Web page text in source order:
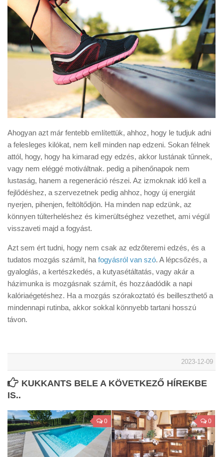
Ahogyan azt már fentebb említettük, ahhoz, hogy le tudjuk adni
a felesleges kilókat, nem kell minden nap edzeni. Sokan félnek
attól, hogy, hogy ha kimarad egy edzés, akkor lustának tűnnek,
vagy nem eléggé motiváltnak. pedig a pihenőnapok nem
lustaság, hanem a regeneráció részei. Az izmoknak idő kell a
fejlődéshez, a szervezetnek pedig ahhoz, hogy új energiát
nyerjen, pihenjen, feltöltődjön. Ha minden nap edzünk, az
könnyen túlterheléshez és kimerültséghez vezethet, ami végül
visszaveti majd a fogyást.
Azt sem ért tudni, hogy nem csak az edzőteremi edzés, és a
tudatos mozgás számít, ha fogyásról van szó. A lépcsőzés, a
gyaloglás, a kertészkedés, a kutyasétáltatás, vagy akár a
házimunka is mozgásnak számít, és hozzáadódik a napi
kalóriaégetéshez. Ha a mozgás szórakoztató és beilleszthető a
mindennapi rutinba, akkor sokkal könnyebb tartani hosszú
távon.
2023-12-09
KUKKANTS BELE A KÖVETKEZŐ HÍREKBE
IS..
0 0